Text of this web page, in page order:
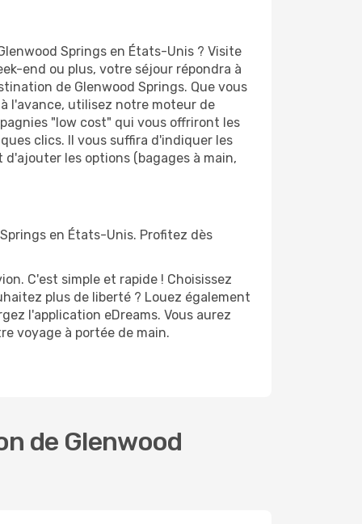
Springs en États-Unis ? Visite
end ou plus, votre séjour répondra à
de Glenwood Springs. Que vous
l'avance, utilisez notre moteur de
"low cost" qui vous offriront les
clics. Il vous suffira d'indiquer les
les options (bagages à main,
en États-Unis. Profitez dès
C'est simple et rapide ! Choisissez
plus de liberté ? Louez également
l'application eDreams. Vous aurez
voyage à portée de main.
de Glenwood